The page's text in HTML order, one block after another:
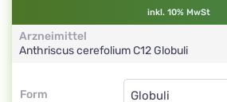
inkl. 10% MwSt
Arzneimittel
Anthriscus cerefoliumC12Globuli
Form
Form